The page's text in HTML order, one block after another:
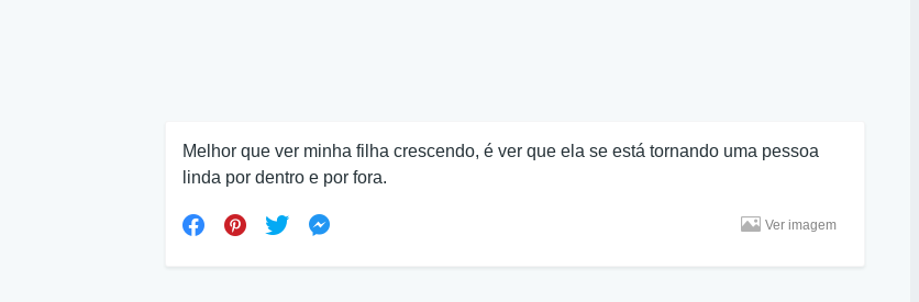
Melhor que ver minha filha crescendo, é ver que ela se está tornando uma pessoa
linda por dentro e por fora.
Ver imagem